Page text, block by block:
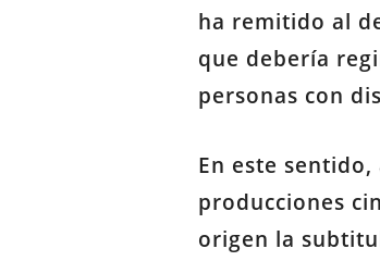
ha remitido al
que debería
personas con
En este
producciones
origen la